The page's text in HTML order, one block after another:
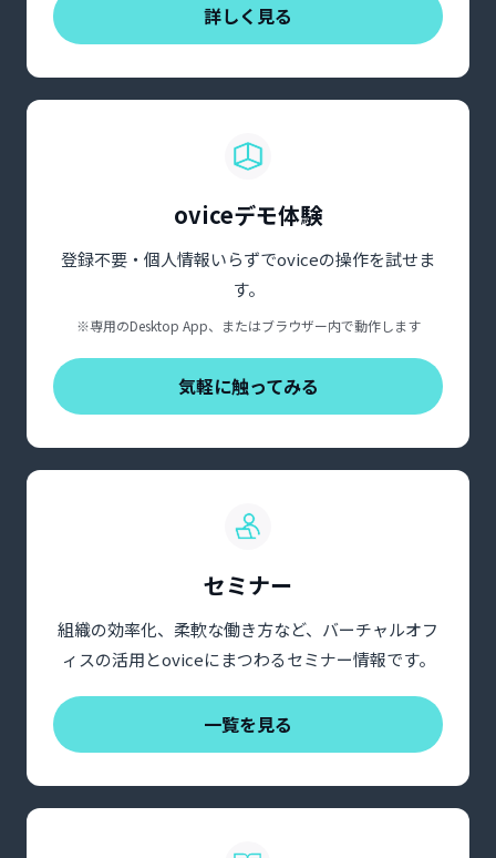
詳しく見る
oviceデモ体験
登録不要・個人情報いらずでoviceの操作を試せま
す。
※専用のDesktop App、またはブラウザー内で動作します
気軽に触ってみる
セミナー
組織の効率化、柔軟な働き方など、バーチャルオフ
ィスの活用とoviceにまつわるセミナー情報です。
一覧を見る